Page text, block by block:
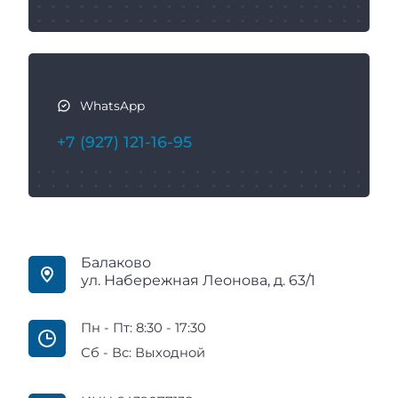
WhatsApp
+7 (927) 121-16-95
Балаково
ул. Набережная Леонова, д. 63/1
Пн - Пт: 8:30 - 17:30
Сб - Вс: Выходной